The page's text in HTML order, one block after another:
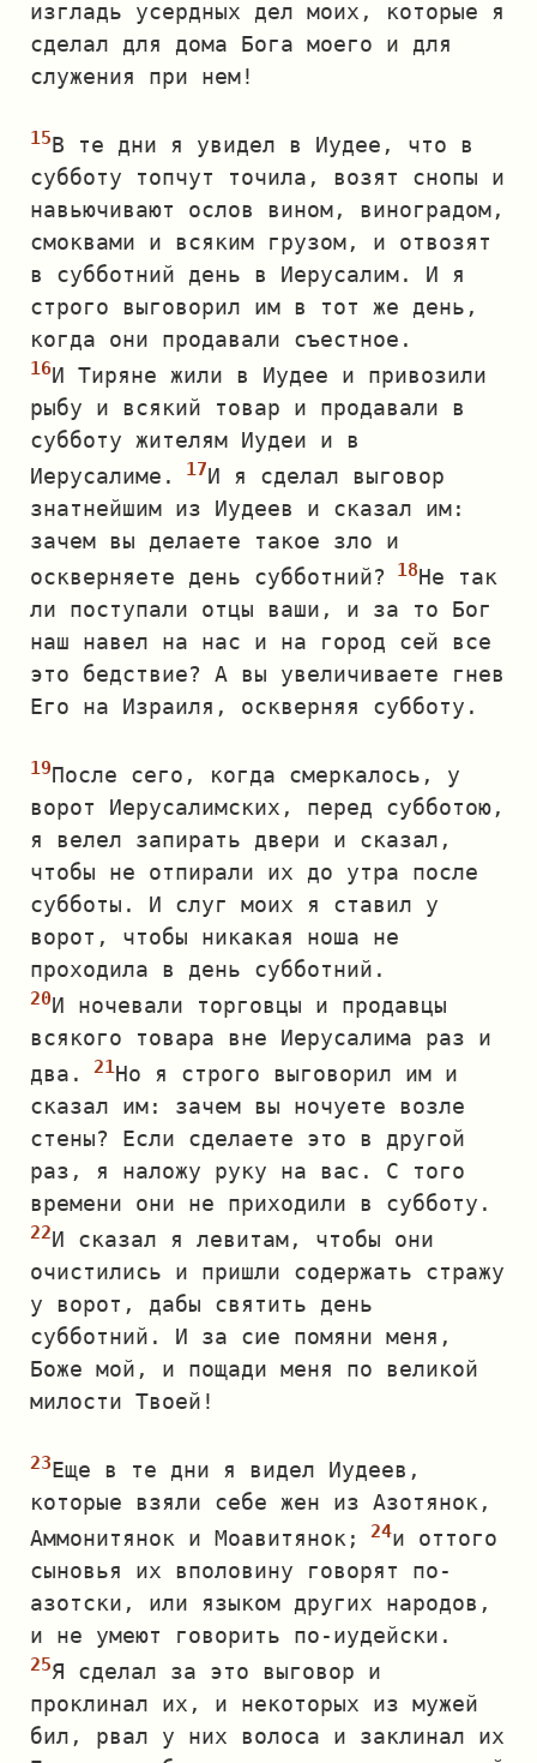
изгладь усердных дел моих, которые я
сделал для дома Бога моего и для
служения при нем!
В те дни я увидел в Иудее, что в
субботу топчут точила, возят снопы и
навьючивают ослов вином, виноградом,
смоквами и всяким грузом, и отвозят
в субботний день в Иерусалим. И я
строго выговорил им в тот же день,
когда они продавали съестное.
И Тиряне жили в Иудее и привозили
рыбу и всякий товар и продавали в
субботу жителям Иудеи и в
Иерусалиме.
И я сделал выговор
знатнейшим из Иудеев и сказал им:
зачем вы делаете такое зло и
оскверняете день субботний?
Не так
ли поступали отцы ваши, и за то Бог
наш навел на нас и на город сей все
это бедствие? А вы увеличиваете гнев
Его на Израиля, оскверняя субботу.
После сего, когда смеркалось, у
ворот Иерусалимских, перед субботою,
я велел запирать двери и сказал,
чтобы не отпирали их до утра после
субботы. И слуг моих я ставил у
ворот, чтобы никакая ноша не
проходила в день субботний.
И ночевали торговцы и продавцы
всякого товара вне Иерусалима раз и
два.
Но я строго выговорил им и
сказал им: зачем вы ночуете возле
стены? Если сделаете это в другой
раз, я наложу руку на вас. С того
времени они не приходили в субботу.
И сказал я левитам, чтобы они
очистились и пришли содержать стражу
у ворот, дабы святить день
субботний. И за сие помяни меня,
Боже мой, и пощади меня по великой
милости Твоей!
Еще в те дни я видел Иудеев,
которые взяли себе жен из Азотянок,
Аммонитянок и Моавитянок;
и оттого
сыновья их вполовину говорят по‐
азотски, или языком других народов,
и не умеют говорить по‐иудейски.
Я сделал за это выговор и
проклинал их, и некоторых из мужей
бил, рвал у них волоса и заклинал их